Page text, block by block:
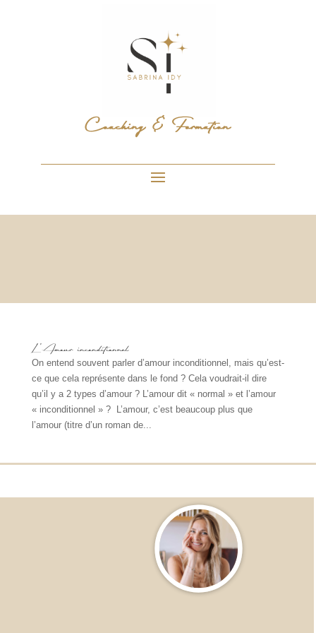
Coaching & Formation
L’Amour inconditionnel
On entend souvent parler d’amour inconditionnel, mais qu’est-
ce que cela représente dans le fond ? Cela voudrait-il dire
qu’il y a 2 types d’amour ? L’amour dit « normal » et l’amour
« inconditionnel » ? L’amour, c’est beaucoup plus que
l’amour (titre d’un roman de...